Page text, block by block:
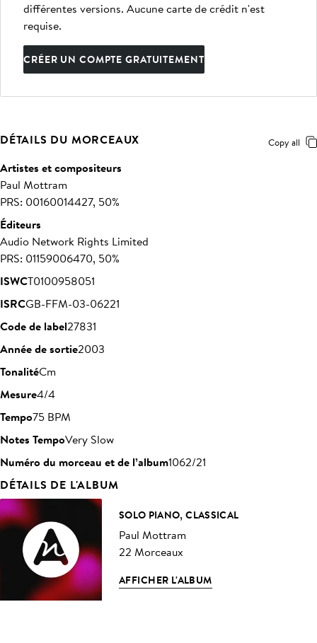
différentes versions. Aucune carte de crédit n'est
requise.
CRÉER UN COMPTE GRATUITEMENT
DÉTAILS DU MORCEAUX Copy all
Artistes et compositeurs
Paul Mottram
PRS: 00160014427, 50%
Éditeurs
Audio Network Rights Limited
PRS: 01159006470, 50%
ISWCT0100958051
ISRCGB-FFM-03-06221
Code de label27831
Année de sortie2003
TonalitéCm
Mesure4/4
Tempo75 BPM
Notes TempoVery Slow
Numéro du morceau et de l’album1062/21
DÉTAILS DE L'ALBUM
SOLO PIANO, CLASSICAL
Paul Mottram
22 Morceaux
AFFICHER L'ALBUM